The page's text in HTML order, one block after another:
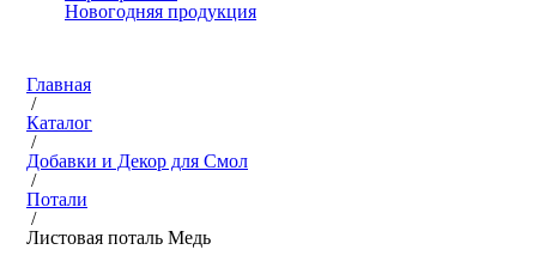
Новогодняя продукция
Главная
/
Каталог
/
Добавки и Декор для Смол
/
Потали
/
Листовая поталь Медь